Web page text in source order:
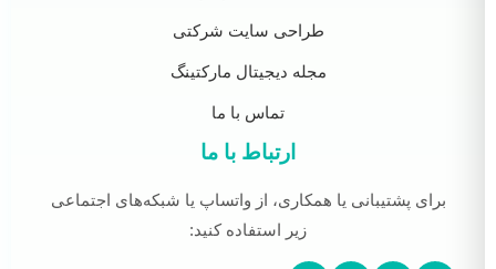
طراحی سایت شرکتی
مجله دیجیتال مارکتینگ
تماس با ما
ارتباط با ما
برای پشتیبانی یا همکاری، از واتساپ یا شبکه‌های اجتماعی
زیر استفاده کنید: